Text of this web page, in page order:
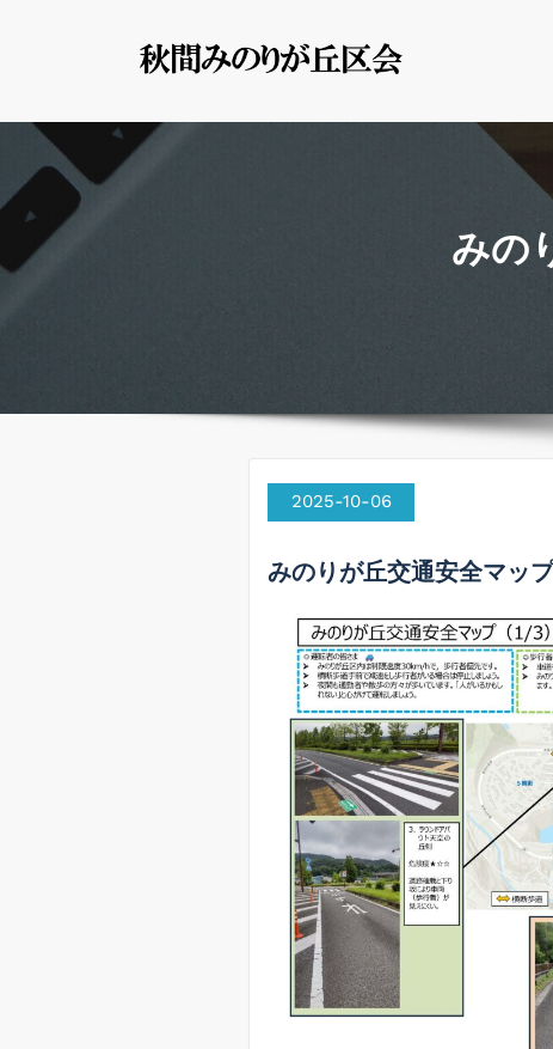
ン
へ
キ
秋間
群馬県安中市
みの
2025-10-06
みのりが丘交通安全マッ